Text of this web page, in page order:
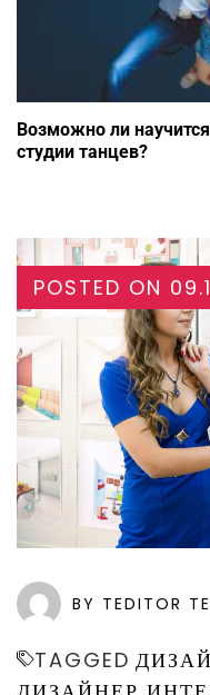
Возможно ли
студии танцев?
POSTED ON
BY TEDITOR
TAGGED